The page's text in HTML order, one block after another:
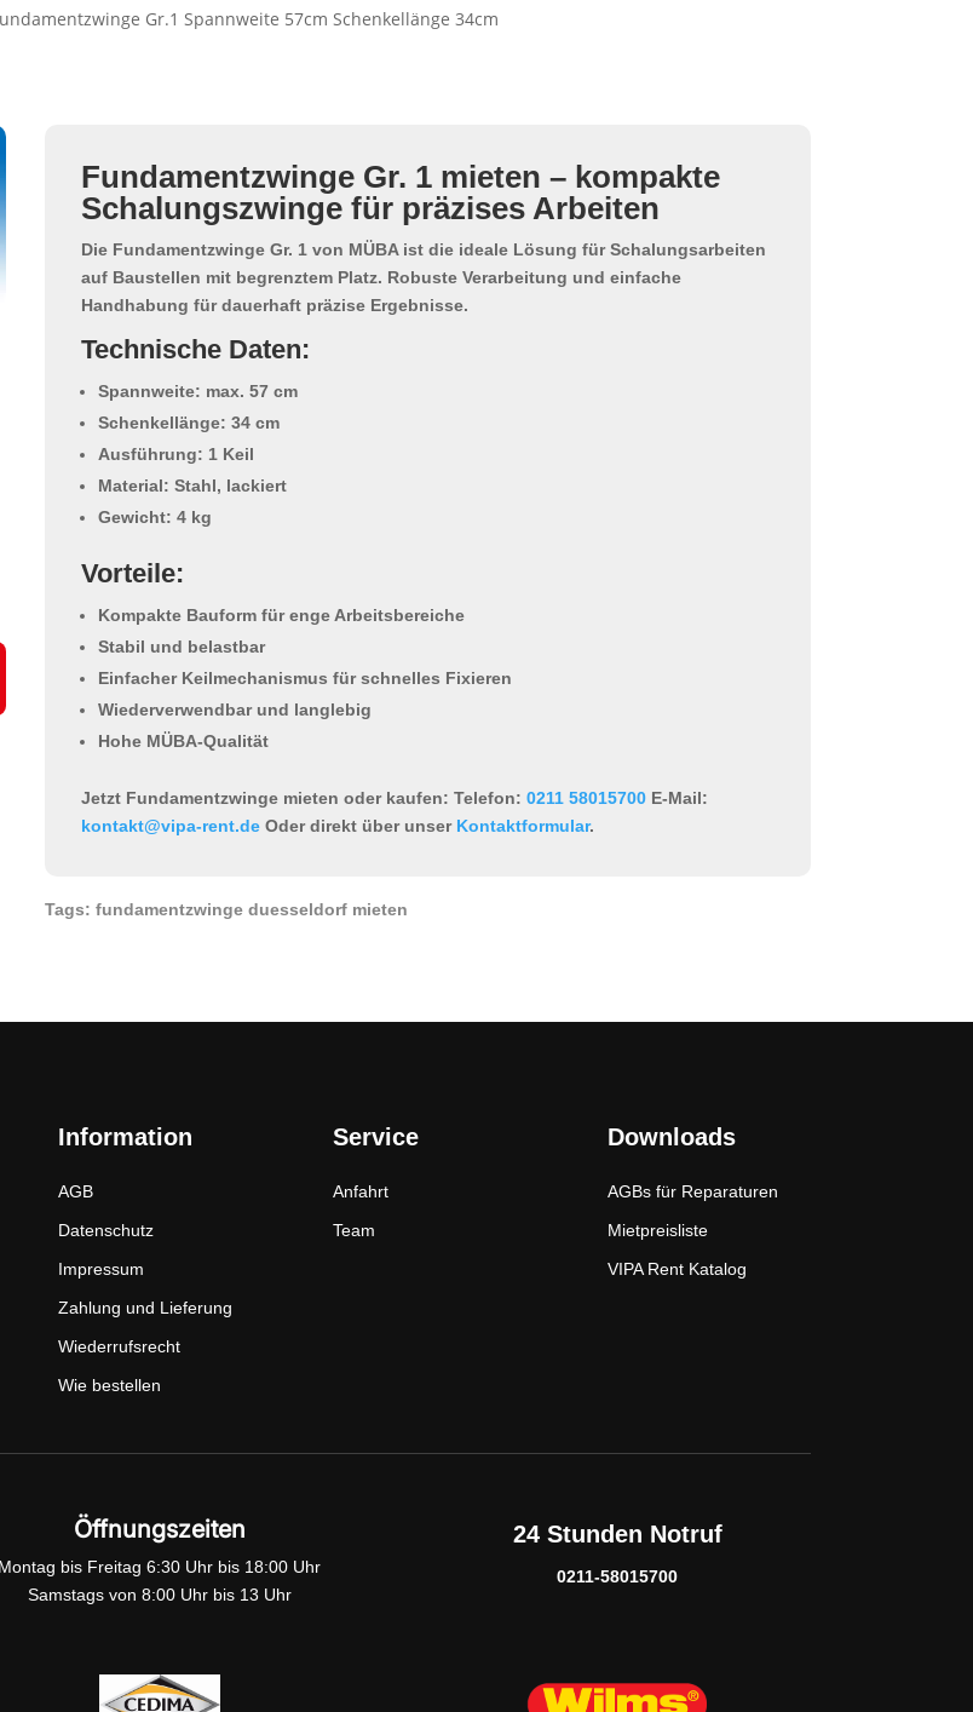
Gr.1 Spannweite 57cm Schenkellänge 34cm
Fundamentzwinge Gr. 1 mieten – kompakte
Schalungszwinge für präzises Arbeiten
Die Fundamentzwinge Gr. 1 von MÜBA ist die ideale Lösung für Schalungsarbeiten
auf Baustellen mit begrenztem Platz. Robuste Verarbeitung und einfache
Handhabung für dauerhaft präzise Ergebnisse.
Technische Daten:
Spannweite: max. 57 cm
Schenkellänge: 34 cm
Ausführung: 1 Keil
Material: Stahl, lackiert
Gewicht: 4 kg
Vorteile:
Kompakte Bauform für enge Arbeitsbereiche
Stabil und belastbar
Einfacher Keilmechanismus für schnelles Fixieren
Wiederverwendbar und langlebig
Hohe MÜBA-Qualität
Jetzt Fundamentzwinge mieten oder kaufen: Telefon:0211 58015700 E-Mail:
kontakt@vipa-rent.de Oder direkt über unser Kontaktformular.
Tags: fundamentzwinge duesseldorf mieten
Information
AGB
Datenschutz
Impressum
Zahlung und Lieferung
Wiederrufsrecht
Wie bestellen
Service
Anfahrt
Team
Downloads
AGBs für Reparaturen
Mietpreisliste
VIPA Rent Katalog
Öffnungszeiten
Montag bis Freitag 6:30 Uhr bis 18:00 Uhr
Samstags von 8:00 Uhr bis 13 Uhr
24 Stunden Notruf
0211-58015700